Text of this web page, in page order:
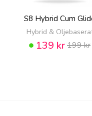
S8 Hybrid Cum
Hybrid &
139 kr199 kr